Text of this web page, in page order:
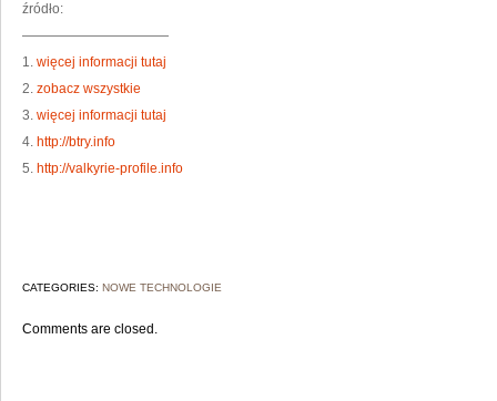
źródło:
———————————
1. więcej informacji tutaj
2. zobacz wszystkie
3. więcej informacji tutaj
4. http://btry.info
5. http://valkyrie-profile.info
CATEGORIES: NOWE TECHNOLOGIE
Comments are closed.